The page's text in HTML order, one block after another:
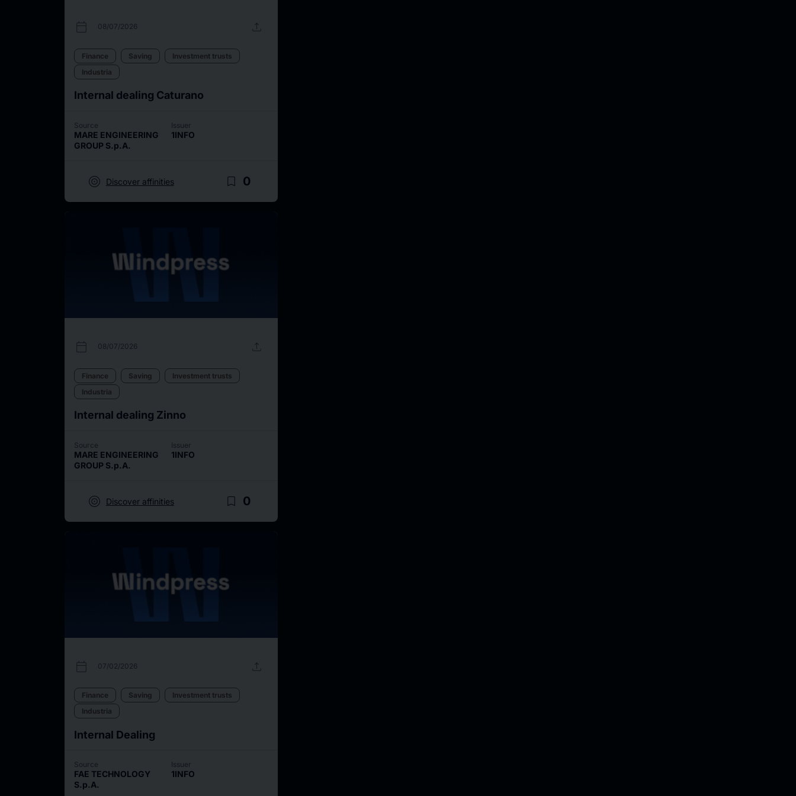
calendar_today 08/07/2026 upload
Finance Saving
Investment trusts
Industria
Internal dealing Caturano
Source
MARE ENGINEERING
GROUP S.p.A.
Issuer
1INFO
target Discover affinities bookmark_border 0
calendar_today 08/07/2026 upload
Finance Saving
Investment trusts
Industria
Internal dealing Zinno
Source
MARE ENGINEERING
GROUP S.p.A.
Issuer
1INFO
target Discover affinities bookmark_border 0
calendar_today 07/02/2026 upload
Finance Saving
Investment trusts
Industria
Internal Dealing
Source
FAE TECHNOLOGY
S.p.A.
Issuer
1INFO